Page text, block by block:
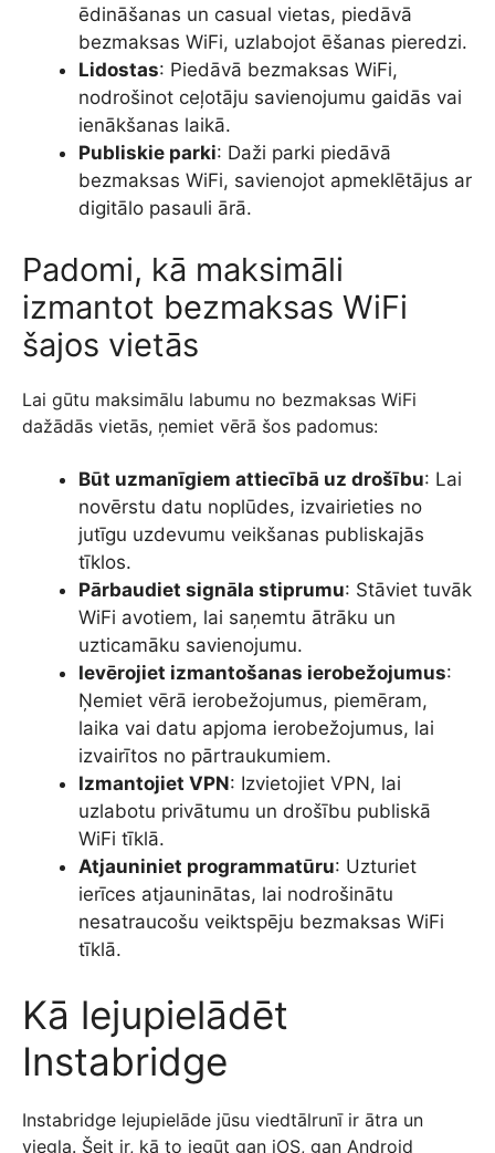
ēdināšanas un casual vietas, piedāvā
bezmaksas WiFi, uzlabojot ēšanas pieredzi.
Lidostas: Piedāvā bezmaksas WiFi,
nodrošinot ceļotāju savienojumu gaidās vai
ienākšanas laikā.
Publiskie parki: Daži parki piedāvā
bezmaksas WiFi, savienojot apmeklētājus ar
digitālo pasauli ārā.
Padomi, kā maksimāli
izmantot bezmaksas WiFi
šajos vietās
Lai gūtu maksimālu labumu no bezmaksas WiFi
dažādās vietās, ņemiet vērā šos padomus:
Būt uzmanīgiem attiecībā uz drošību: Lai
novērstu datu noplūdes, izvairieties no
jutīgu uzdevumu veikšanas publiskajās
tīklos.
Pārbaudiet signāla stiprumu: Stāviet tuvāk
WiFi avotiem, lai saņemtu ātrāku un
uzticamāku savienojumu.
Ievērojiet izmantošanas ierobežojumus:
Ņemiet vērā ierobežojumus, piemēram,
laika vai datu apjoma ierobežojumus, lai
izvairītos no pārtraukumiem.
Izmantojiet VPN: Izvietojiet VPN, lai
uzlabotu privātumu un drošību publiskā
WiFi tīklā.
Atjauniniet programmatūru: Uzturiet
ierīces atjauninātas, lai nodrošinātu
nesatraucošu veiktspēju bezmaksas WiFi
tīklā.
Kā lejupielādēt
Instabridge
Instabridge lejupielāde jūsu viedtālrunī ir ātra un
viegla. Šeit ir, kā to iegūt gan iOS, gan Android